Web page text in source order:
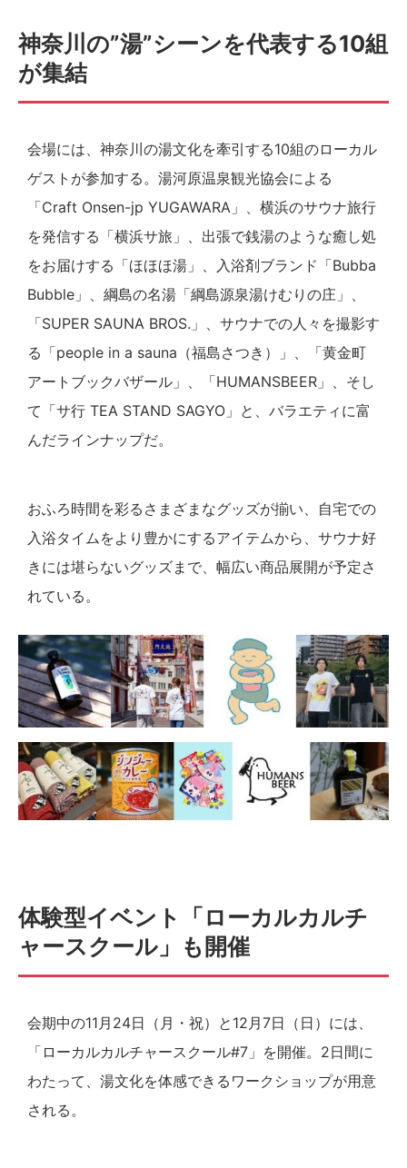
神奈川の”湯”シーンを代表する10組
が集結
会場には、神奈川の湯文化を牽引する10組のローカル
ゲストが参加する。湯河原温泉観光協会による
「Craft Onsen-jp YUGAWARA」、横浜のサウナ旅行
を発信する「横浜サ旅」、出張で銭湯のような癒し処
をお届けする「ほほほ湯」、入浴剤ブランド「Bubba
Bubble」、綱島の名湯「綱島源泉湯けむりの庄」、
「SUPER SAUNA BROS.」、サウナでの人々を撮影す
る「people in a sauna（福島さつき）」、「黄金町
アートブックバザール」、「HUMANSBEER」、そし
て「サ行 TEA STAND SAGYO」と、バラエティに富
んだラインナップだ。
おふろ時間を彩るさまざまなグッズが揃い、自宅での
入浴タイムをより豊かにするアイテムから、サウナ好
きには堪らないグッズまで、幅広い商品展開が予定さ
れている。
体験型イベント「ローカルカルチ
ャースクール」も開催
会期中の11月24日（月・祝）と12月7日（日）には、
「ローカルカルチャースクール#7」を開催。2日間に
わたって、湯文化を体感できるワークショップが用意
される。